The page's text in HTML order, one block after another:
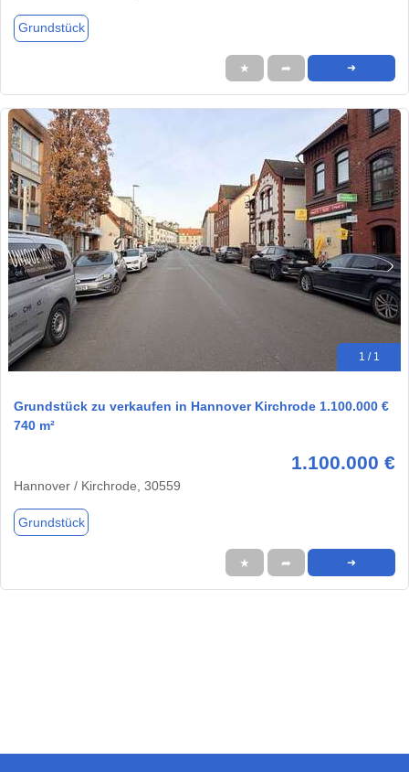
Grundstück
★ ➦ ➜
1 / 1
Grundstück zu verkaufen in Hannover Kirchrode 1.100.000 €
740 m²
1.100.000 €
Hannover / Kirchrode, 30559
Grundstück
★ ➦ ➜